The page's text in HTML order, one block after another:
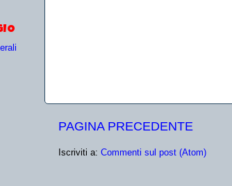
PAGINA PRECEDENTE
Iscriviti a: Commenti sul post (Atom)